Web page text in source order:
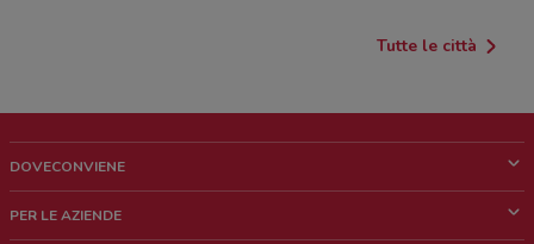
Tutte le città
DOVECONVIENE
PER LE AZIENDE